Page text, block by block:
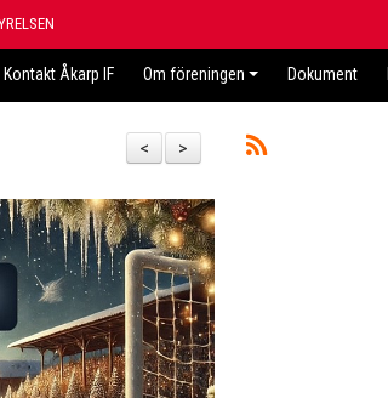
Kontakt Åkarp IF Om föreningen Dokument
>
<